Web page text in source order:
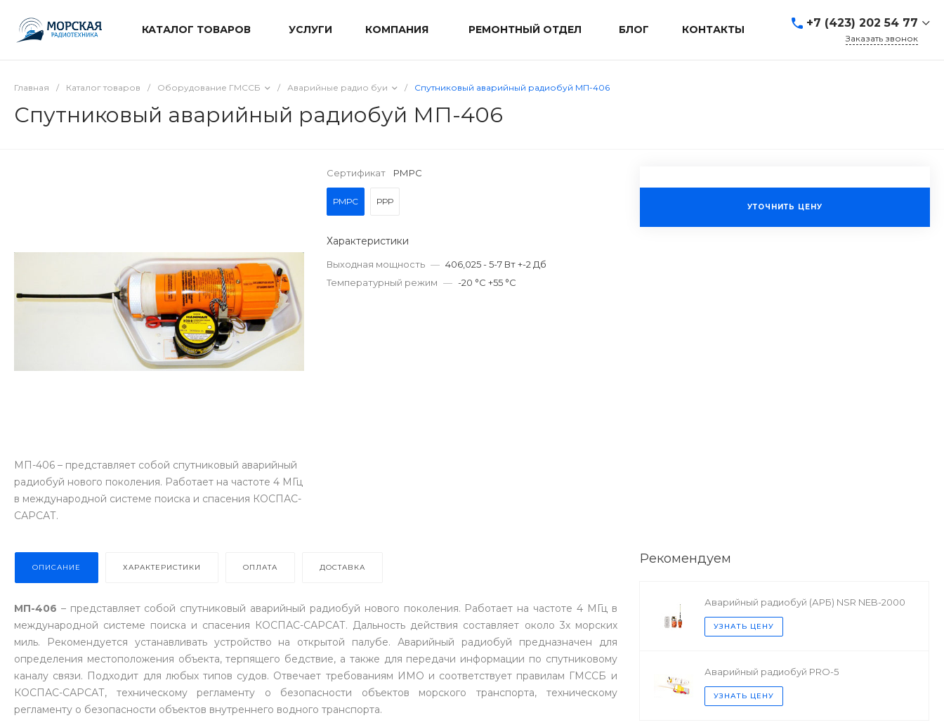
КАТАЛОГ ТОВАРОВ УСЛУГИ КОМПАНИЯ РЕМОНТНЫЙ ОТДЕЛ БЛОГ КОНТАКТЫ +7 (423) 202 54 77
Заказать звонок
Главная / Каталог товаров / Оборудование ГМССБ / Аварийные радио буи / Спутниковый аварийный радиобуй МП-406
Спутниковый аварийный радиобуй МП-406
МП-406 – представляет собой спутниковый аварийный
радиобуй нового поколения. Работает на частоте 4 МГц
в международной системе поиска и спасения КОСПАС-
САРСАТ.
Сертификат РМРС
РМРС РРР
Характеристики
Выходная мощность — 406,025 - 5-7 Вт +-2 Дб
Температурный режим — -20 °С +55 °С
УТОЧНИТЬ ЦЕНУ
ОПИСАНИЕ ХАРАКТЕРИСТИКИ ОПЛАТА ДОСТАВКА
МП-406 – представляет собой спутниковый аварийный радиобуй нового поколения. Работает на частоте 4 МГц в
международной системе поиска и спасения КОСПАС-САРСАТ. Дальность действия составляет около 3х морских
миль. Рекомендуется устанавливать устройство на открытой палубе. Аварийный радиобуй предназначен для
определения местоположения объекта, терпящего бедствие, а также для передачи информации по спутниковому
каналу связи. Подходит для любых типов судов. Отвечает требованиям ИМО и соответствует правилам ГМССБ и
КОСПАС-САРСАТ, техническому регламенту о безопасности объектов морского транспорта, техническому
регламенту о безопасности объектов внутреннего водного транспорта.
Рекомендуем
Аварийный радиобуй (АРБ) NSR NEB-2000
УЗНАТЬ ЦЕНУ
Аварийный радиобуй PRO-5
УЗНАТЬ ЦЕНУ